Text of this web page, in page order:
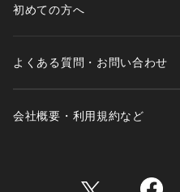
初めての方へ
よくある質問・お問い合わせ
会社概要・利用規約など